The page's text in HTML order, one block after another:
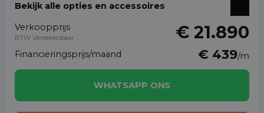
Bekijk alle opties en accessoires
Verkoopprijs
BTW Verrekenbaar € 21.890
Financieringsprijs/maand € 439/m
WHATSAPP ONS